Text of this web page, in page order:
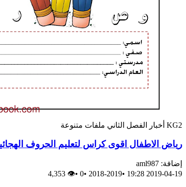
KG2 أخبار الفصل الثاني ملفات متنوعة
رياض الاطفال اقوى كراس لتعليم الحروف
إضافة: aml987
2019-04-19 19:28
•
2018-2019
•
0
•
👁 4,353